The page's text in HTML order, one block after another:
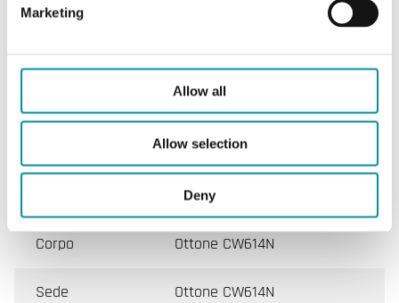
Marketing
Allow all
Allow selection
Deny
Fluido
Acqua calda, Acqua fredda,
Direzione di
chiusura
Quando lo stelo viene spinto
verso l'interno
Temperatura
-5…140 °C
Corpo Ottone CW614N
Sede Ottone CW614N